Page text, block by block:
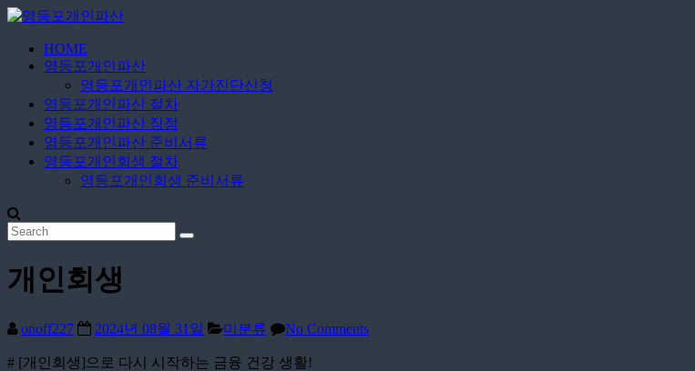
Skip
content
무
상
담
청
HOME
영등포개인파산
영등포개인파산 자가진단신청
영등포개인파산 절차
영등포개인파산 장점
영등포개인파산 준비서류
영등포개인회생 절차
영등포개인회생 준비서류
개인회생
onoff227 2024년 08월 31일 미분류 No Comments
# [개인회생]으로 다시 시작하는 금융 건강 생활!